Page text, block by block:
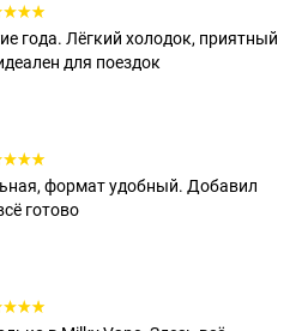
года. Лёгкий холодок, приятный
для поездок
формат удобный. Добавил
готово